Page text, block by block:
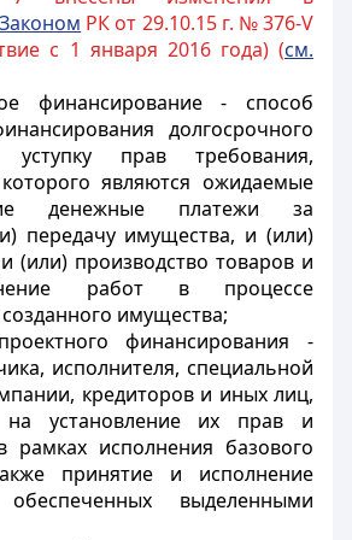
Законом РК от 29.10.15 г. № 376-V
с 1 января 2016 года) (см.
финансирование - способ
долгосрочного
прав требования,
являются ожидаемые
денежные платежи за
передачу имущества, и (или)
(или) производство товаров и
работ в процессе
имущества;
финансирования -
исполнителя, специальной
кредиторов и иных лиц,
на установление их прав и
рамках исполнения базового
принятие и исполнение
обеспеченных выделенными